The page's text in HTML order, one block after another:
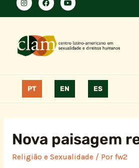
PT EN ES
Nova paisagem
Religião e Sexualidade/ Por fw2